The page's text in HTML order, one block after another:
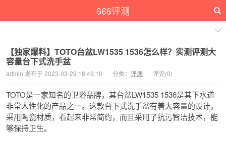
666评测
【独家爆料】TOTO台盆LW1535 1536怎么样？实测评测大
容量台下式洗手盆
admin 发布于 2023-03-29 18:49:10 分类： 评测 评论(0)
TOTO是一家知名的卫浴品牌，其台盆LW1535 1536是其下水道
非常人性化的产品之一。这款台下式洗手盆有着大容量的设计，
采用陶瓷材质，看起来非常简约，而且采用了抗污智洁技术，能
够保持卫生。